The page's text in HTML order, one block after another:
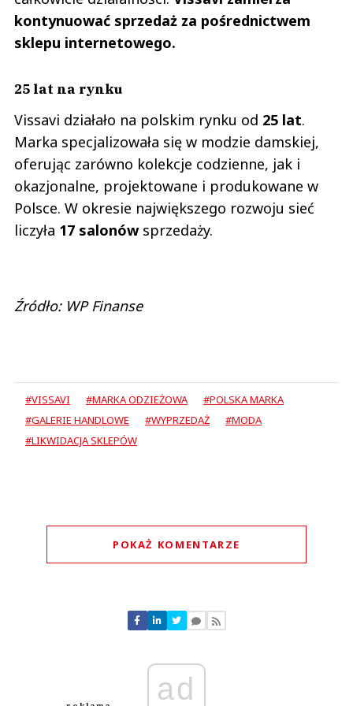
kontynuować sprzedaż za pośrednictwem
sklepu internetowego.
25 lat na rynku
Vissavi działało na polskim rynku od 25 lat.
Marka specjalizowała się w modzie damskiej,
oferując zarówno kolekcje codzienne, jak i
okazjonalne, projektowane i produkowane w
Polsce. W okresie największego rozwoju sieć
liczyła 17 salonówsprzedaży.
Źródło: WP Finanse
#VISSAVI #MARKA ODZIEŻOWA
#POLSKA MARKA
#GALERIE HANDLOWE
#WYPRZEDAŻ
#MODA
#LIKWIDACJA SKLEPÓW
POKAŻ KOMENTARZE
Nie znaleziono komentarzy
Zostaw swoje komentarze
Anuluj
ad